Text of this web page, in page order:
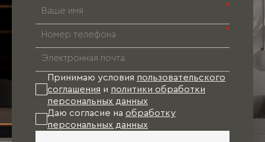
*
*
Принимаю условия пользовательского
соглашения и политики обработки
персональных данных
Даю согласие на обработку
персональных данных